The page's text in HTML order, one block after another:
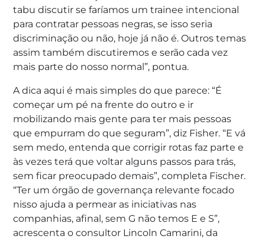
tabu discutir se faríamos um trainee intencional
para contratar pessoas negras, se isso seria
discriminação ou não, hoje já não é. Outros temas
assim também discutiremos e serão cada vez
mais parte do nosso normal”, pontua.
A dica aqui é mais simples do que parece: “É
começar um pé na frente do outro e ir
mobilizando mais gente para ter mais pessoas
que empurram do que seguram”, diz Fisher. “E vá
sem medo, entenda que corrigir rotas faz parte e
às vezes terá que voltar alguns passos para trás,
sem ficar preocupado demais”, completa Fischer.
“Ter um órgão de governança relevante focado
nisso ajuda a permear as iniciativas nas
companhias, afinal, sem G não temos E e S”,
acrescenta o consultor Lincoln Camarini, da